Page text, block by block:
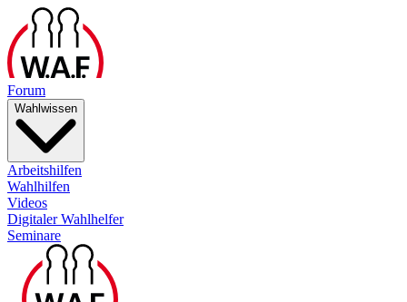
Forum
Wahlwissen
Arbeitshilfen
Wahlhilfen
Videos
Digitaler Wahlhelfer
Seminare